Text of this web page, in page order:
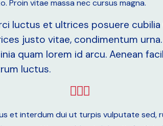
Proin vitae massa nec cursus magna.
luctus et ultrices posuere
justo vitae, condimentum
quam lorem id arcu. Aenean
luctus.
et interdum dui ut turpis vulputate sed,